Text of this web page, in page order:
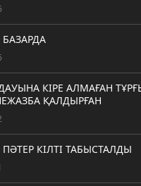
КІРЕ АЛМАҒАН
ҚАЛДЫРҒАН
КІЛТІ ТАБЫСТАЛДЫ